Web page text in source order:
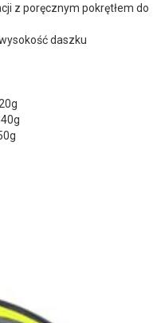
z poręcznym pokrętłem do
daszku